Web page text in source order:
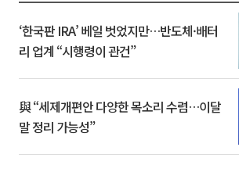
‘한국판 IRA’ 베일 벗었지만…반도체·배터
리 업계 “시행령이 관건”
與 “세제개편안 다양한 목소리 수렴…이달
말 정리 가능성”